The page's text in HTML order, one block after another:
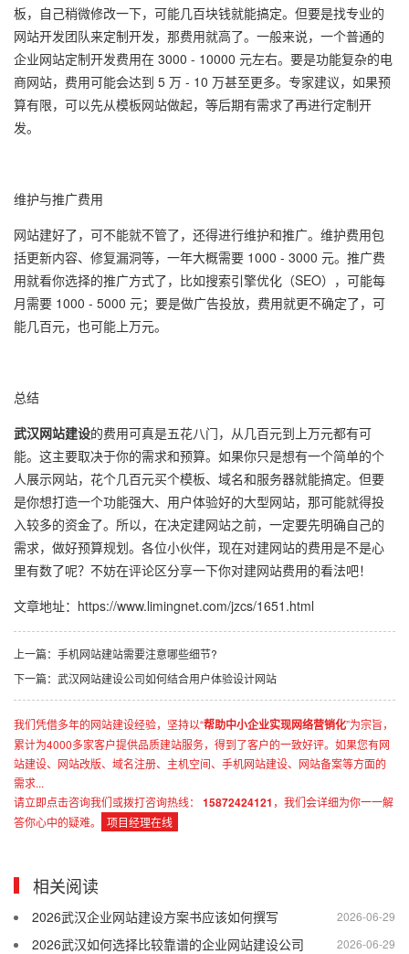
板，自己稍微修改一下，可能几百块钱就能搞定。但要是找专业的
网站开发团队来定制开发，那费用就高了。一般来说，一个普通的
企业网站定制开发费用在 3000 - 10000 元左右。要是功能复杂的电
商网站，费用可能会达到 5 万 - 10 万甚至更多。专家建议，如果预
算有限，可以先从模板网站做起，等后期有需求了再进行定制开
发。
维护与推广费用
网站建好了，可不能就不管了，还得进行维护和推广。维护费用包
括更新内容、修复漏洞等，一年大概需要 1000 - 3000 元。推广费
用就看你选择的推广方式了，比如搜索引擎优化（SEO），可能每
月需要 1000 - 5000 元；要是做广告投放，费用就更不确定了，可
能几百元，也可能上万元。
总结
武汉网站建设的费用可真是五花八门，从几百元到上万元都有可
能。这主要取决于你的需求和预算。如果你只是想有一个简单的个
人展示网站，花个几百元买个模板、域名和服务器就能搞定。但要
是你想打造一个功能强大、用户体验好的大型网站，那可能就得投
入较多的资金了。所以，在决定建网站之前，一定要先明确自己的
需求，做好预算规划。各位小伙伴，现在对建网站的费用是不是心
里有数了呢？不妨在评论区分享一下你对建网站费用的看法吧！
文章地址： https://www.limingnet.com/jzcs/1651.html
上一篇：手机网站建站需要注意哪些细节?
下一篇：武汉网站建设公司如何结合用户体验设计网站
我们凭借多年的网站建设经验，坚持以“帮助中小企业实现网络营销化”为宗旨，
累计为4000多家客户提供品质建站服务，得到了客户的一致好评。如果您有网
站建设、网站改版、域名注册、主机空间、手机网站建设、网站备案等方面的
需求...
请立即点击咨询我们或拨打咨询热线：
15872424121 ，我们会详细为你一一解
答你心中的疑难。
项目经理在线
相关阅读
2026-06-29
2026武汉企业网站建设方案书应该如何撰写
2026-06-29
2026武汉如何选择比较靠谱的企业网站建设公司